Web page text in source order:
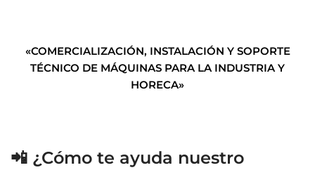
«COMERCIALIZACIÓN, INSTALACIÓN Y SOPORTE
TÉCNICO DE MÁQUINAS PARA LA INDUSTRIA Y
HORECA»
📲 ¿Cómo te ayuda nuestro